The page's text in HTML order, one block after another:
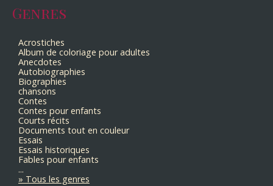
Genres
Acrostiches
Album de coloriage pour adultes
Anecdotes
Autobiographies
Biographies
chansons
Contes
Contes pour enfants
Courts récits
Documents tout en couleur
Essais
Essais historiques
Fables pour enfants
...
Tous les genres